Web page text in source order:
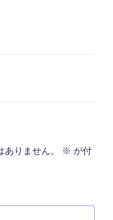
りません。 ※ が付